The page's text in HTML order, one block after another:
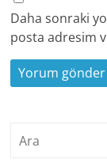
Daha sonraki
posta adresim